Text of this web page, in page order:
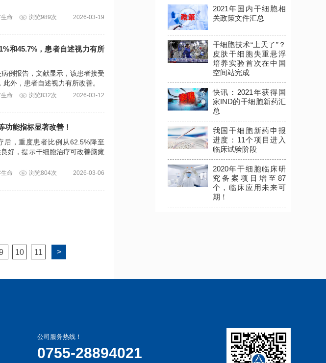
命 浏览989次 2026-03-19
和45.7%，患者自述视力有所
例报告，文献显示，该患者接受
外，患者自述视力有所改善。
命 浏览832次 2026-03-12
功能指标显著改善！
，重度患者比例从62.5%降至
好，提示干细胞治疗可改善脑瘫
命 浏览804次 2026-03-06
10 11 >
2021年国内干细胞相
关政策文件汇总
干细胞技术“上天了”？
皮肤干细胞失重悬浮
培养实验首次在中国
空间站完成
快讯：2021年获得国
家IND的干细胞新药汇
总
我国干细胞新药申报
进度：11个项目进入
临床试验阶段
2020年干细胞临床研
究备案项目增至87
个，临床应用未来可
期！
公司服务热线！
0755-28894021